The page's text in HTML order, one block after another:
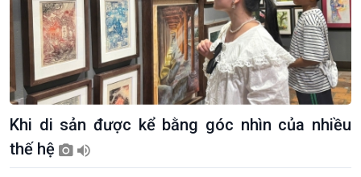
Thời sự 6h
Khi di sản được kể bằng góc nhìn của nhiều
thế hệ